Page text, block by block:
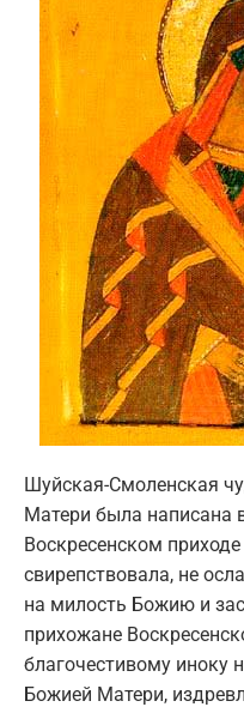
Шуйская-Смоленская
Матери была написана
Воскресенском
свирепствовала, не
на милость Божию и
прихожане
благочестивому иноку
Божией Матери,